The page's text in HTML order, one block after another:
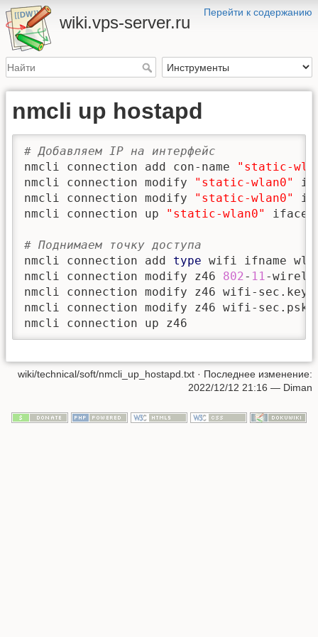
Перейти к содержанию
wiki.vps-server.ru
nmcli up hostapd
# Добавляем IP на интерфейс
nmcli connection add con-name
"static-
nmcli connection modify
"static-wlan0"
nmcli connection modify
"static-wlan0"
nmcli connection up
"static-wlan0" iface
# Поднимаем точку доступа
nmcli connection add type wifi ifname
nmcli connection modify z46 802- 11 -
nmcli connection modify z46 wifi-sec.key-
nmcli connection modify z46 wifi-sec.psk
nmcli connection up z46
wiki/technical/soft/nmcli_up_hostapd.txt · Последнее изменение:
2022/12/12 21:16 — Diman